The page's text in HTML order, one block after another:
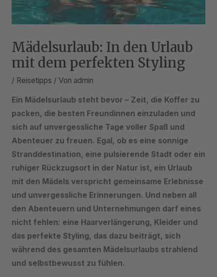
Mädelsurlaub: In den Urlaub
mit dem perfekten Styling
/ Reisetipps / Von admin
Ein Mädelsurlaub steht bevor – Zeit, die Koffer zu
packen, die besten Freundinnen einzuladen und
sich auf unvergessliche Tage voller Spaß und
Abenteuer zu freuen. Egal, ob es eine sonnige
Stranddestination, eine pulsierende Stadt oder ein
ruhiger Rückzugsort in der Natur ist, ein Urlaub
mit den Mädels verspricht gemeinsame Erlebnisse
und unvergessliche Erinnerungen. Und neben all
den Abenteuern und Unternehmungen darf eines
nicht fehlen: eine Haarverlängerung, Kleider und
das perfekte Styling, das dazu beiträgt, sich
während des gesamten Mädelsurlaubs strahlend
und selbstbewusst zu fühlen.